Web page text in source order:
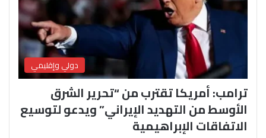
دولي وإقليمي
ترامب: أمريكا تقترب من “تحرير الشرق
الأوسط من التهديد الإيراني” ويدعو لتوسيع
الاتفاقات الإبراهيمية